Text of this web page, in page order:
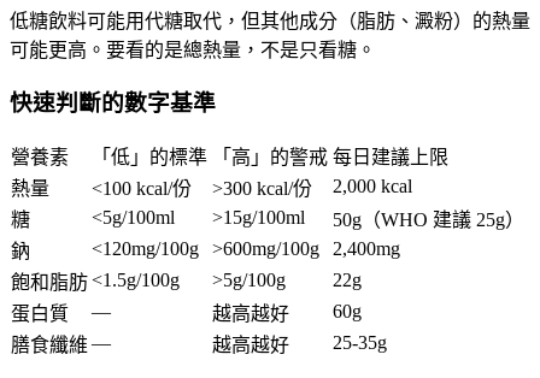
低糖飲料可能用代糖取代，但其他成分（脂肪、澱粉）的熱量
可能更高。要看的是總熱量，不是只看糖。
快速判斷的數字基準
營養素 「低」的標準 「高」的警戒 每日建議上限
熱量
<100 kcal/份 >300 kcal/份
2,000 kcal
糖
<5g/100ml >15g/100ml
50g（WHO 建議 25g）
鈉
<120mg/100g >600mg/100g
2,400mg
飽和脂肪<1.5g/100g >5g/100g
22g
蛋白質
— 越高越好
60g
膳食纖維 — 越高越好 25-35g